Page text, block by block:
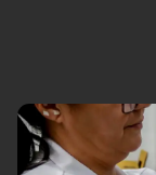
Agronegócios
Brasil